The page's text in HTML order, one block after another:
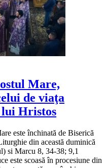
Mare,
de viaţa
Hristos
este închinată de Biserică
din această duminică
si Marcu 8, 34-38; 9,1
este scoasă în procesiune din